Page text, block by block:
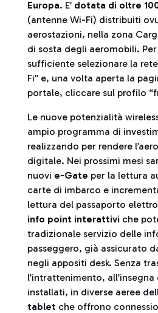
Europa. E’ dotata di oltre
(antenne Wi-Fi) distribuiti
aerostazioni, nella zona
di sosta degli aeromobili.
sufficiente selezionare la
Fi” e, una volta aperta la
portale, cliccare sul profilo
Le nuove potenzialità
ampio programma di
realizzando per rendere
digitale. Nei prossimi mesi
nuovi e-Gate per la lettura
carte di imbarco e
lettura del passaporto
info point interattivi che
tradizionale servizio delle
passeggero, già assicurato
negli appositi desk. Senza
l’intrattenimento,
installati, in diverse aeree
tablet che offrono